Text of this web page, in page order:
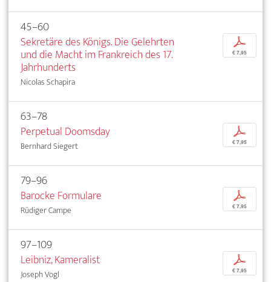
45–60
Sekretäre des Königs. Die Gelehrten
und die Macht im Frankreich des 17.
Jahrhunderts
Nicolas Schapira
p
€ 7,95
63–78
Perpetual Doomsday
Bernhard Siegert
p
€ 7,95
79–96
Barocke Formulare
Rüdiger Campe
p
€ 7,95
97–109
Leibniz, Kameralist
Joseph Vogl
p
€ 7,95